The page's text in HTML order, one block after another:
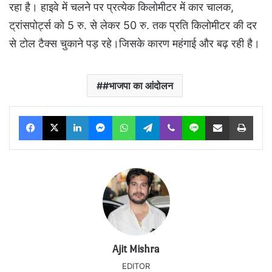
रहा है। हाइवे में चलने पर प्रत्येक किलोमीटर में कार चालक,
ट्रांसपोर्ट्स को 5 रु. से लेकर 50 रु. तक प्रति किलोमीटर की दर
से टोल टैक्स चुकाने पड़ रहे।जिसके कारण महंगाई और बढ़ रही है।
#भाजपा का आंदोलन
Facebook
X LinkedInMessengerWhatsAppTelegram
Viber Line Share via Email Print
Ajit Mishra
EDITOR